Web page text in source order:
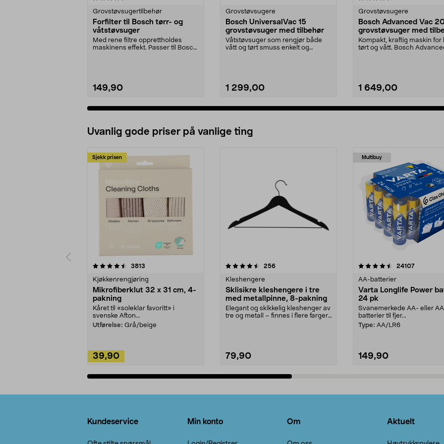
Grovstøvsugertilbehør
Forfilter til Bosch tørr- og
våtstøvsuger
Med rene filtre opprettholdes
maskinens effekt. Passer til Bosch
149,90
Grovstøvsugere
Bosch UniversalVac 15
grovstøvsuger med tilbehør
Våtstøvsuger som rengjør både
vått og tørt smuss enkelt og
1 299,00
Grovstøvsugere
Bosch Advanced Vac
grovstøvsuger med
1200 W
Kompakt, kraftig maskin for
tørt og vått. Bosch
1 649,00
Uvanlig gode priser på vanlige ting
Sjekk prisen
3813
Kjøkkenrengjøring
Mikrofiberklut 32 x 31 cm, 4-
pakning
Kåret til «soleklar favoritt» i
svenske Afton...
Utførelse: Grå/beige
39,90
4.5av 5 stjerner 256anmeldelser
Kleshengere
Sklisikre kleshengere i tre
med metallpinne, 8-pakning
Elegant og skikkelig kleshenger av
tre og metall – finnes i flere farger.
79,90
Multibuy
4.5av 5 stjerner 24107
AA-batterier
Varta Longlife Power
24 pk
Svanemerkede AA- eller
batterier til fjer...
Type: AA/LR6
149,90
4.5av 5 stjerner
Kundeservice Min konto Om Aktuelt